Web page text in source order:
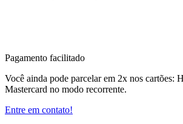
Pagamento facilitado
Você ainda pode parcelar em 2x nos cartões:
Mastercard no modo recorrente.
Entre em contato!